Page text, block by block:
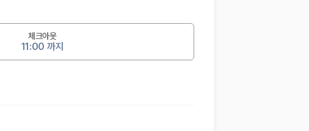
체크아웃
11:00 까지